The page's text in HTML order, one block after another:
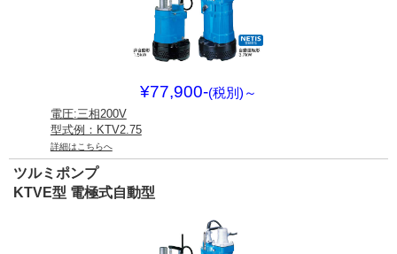
¥77,900-(税別) ～
電圧:三相200V
型式例：KTV2.75
詳細はこちらへ
ツルミポンプ
KTVE型 電極式自動型